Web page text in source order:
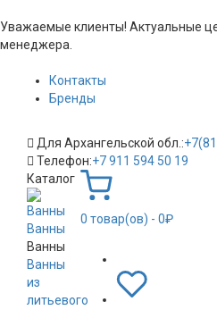
Уважаемые клиенты! Актуальные
менеджера.
Контакты
Бренды
Для Архангельской обл.:
Телефон:+7 911 594 50 19
Каталог
Ванны
Ванны
Ванны
из
литьевого
0 товар(ов) - 0₽